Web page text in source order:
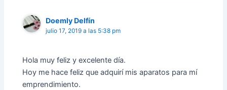
Doemly Delfín
julio 17, 2019 a las 5:38 pm
Hola muy feliz y excelente día.
Hoy me hace feliz que adquirí mis aparatos para mí
emprendimiento.